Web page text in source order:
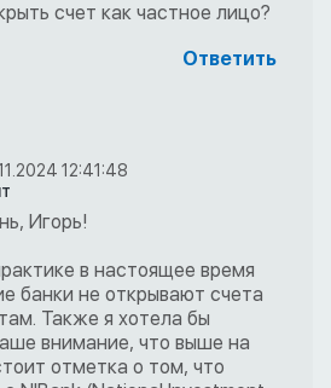
счет как частное лицо?
Ответить
12:41:48
Игорь!
в настоящее время
банки не открывают счета
Также я хотела бы
внимание, что выше на
отметка о том, что